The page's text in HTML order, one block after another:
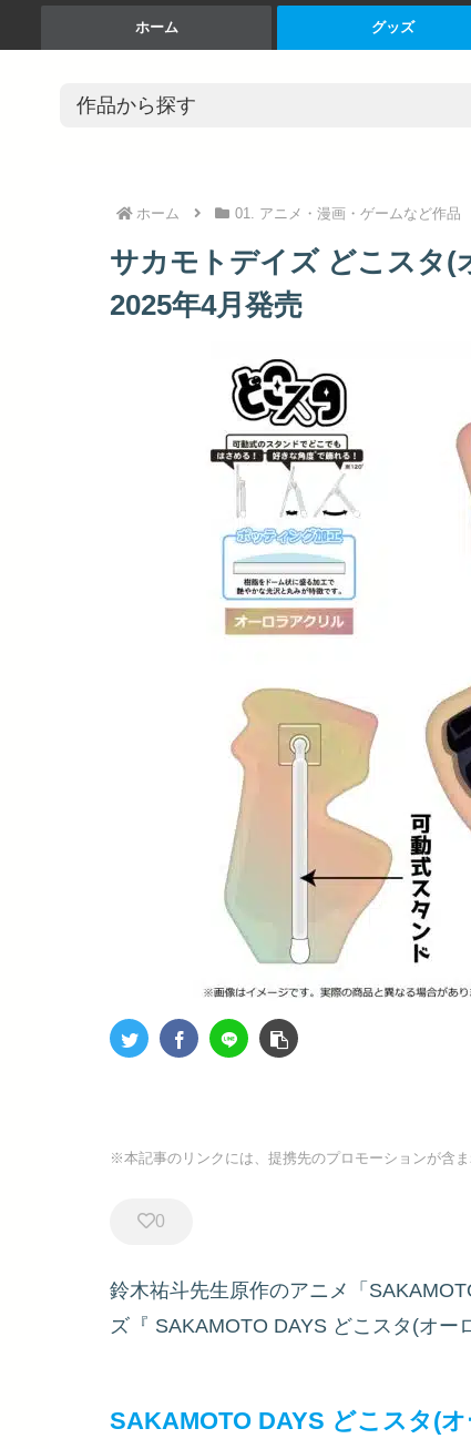
ホーム グッズ
ホーム 01. アニメ・漫画・ゲームなど作品
サカモトデイズ どこスタ(
2025年4月発売
※本記事のリンクには、提携先のプロモーションが含
0
鈴木祐斗先生原作のアニメ「
ズ『 SAKAMOTO DAYS どこスタ(オー
SAKAMOTO DAYS どこスタ(